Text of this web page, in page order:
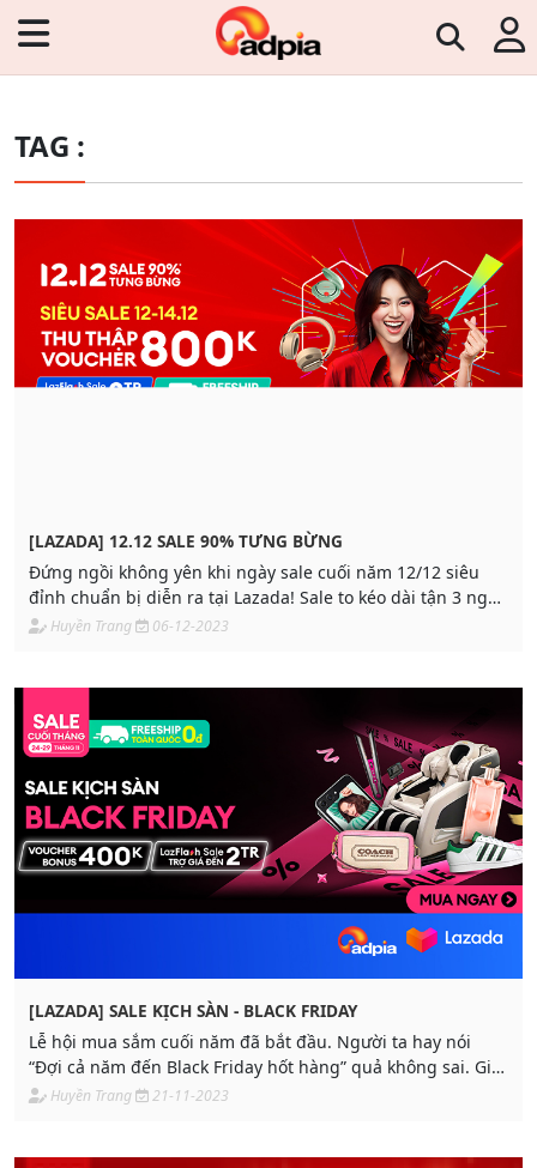
TAG :
[LAZADA] 12.12 SALE 90% TƯNG BỪNG
Đứng ngồi không yên khi ngày sale cuối năm 12/12 siêu
đỉnh chuẩn bị diễn ra tại Lazada! Sale to kéo dài tận 3 ngày
từ 12/12 - 14/12 bỏ lỡ là tiếc!
Huyền Trang 06-12-2023
[LAZADA] SALE KỊCH SÀN - BLACK FRIDAY
Lễ hội mua sắm cuối năm đã bắt đầu. Người ta hay nói
“Đợi cả năm đến Black Friday hốt hàng” quả không sai. Giá
giảm đỏ cho thứ 6 đen.
Huyền Trang 21-11-2023